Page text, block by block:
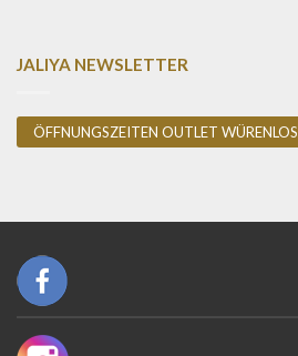
JALIYA NEWSLETTER
ÖFFNUNGSZEITEN OUTLET WÜRENLOS